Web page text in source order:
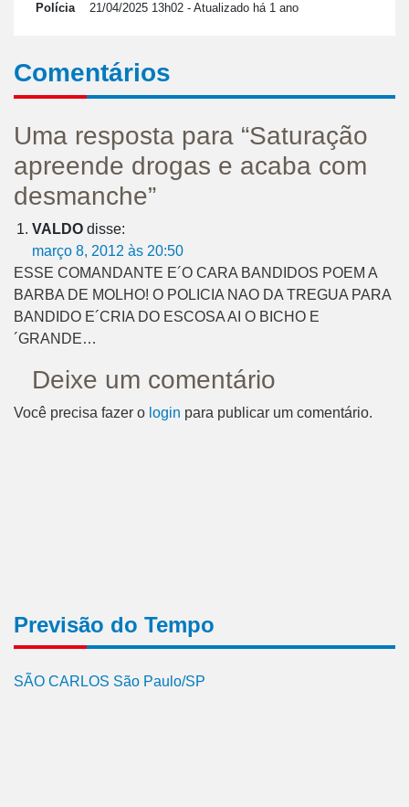
Polícia 21/04/2025 13h02 - Atualizado há 1 ano
Comentários
Uma resposta para “Saturação
apreende drogas e acaba com
desmanche”
VALDO disse:
março 8, 2012 às 20:50
ESSE COMANDANTE E´O CARA BANDIDOS POEM A
BARBA DE MOLHO! O POLICIA NAO DA TREGUA PARA
BANDIDO E´CRIA DO ESCOSA AI O BICHO E
´GRANDE…
Deixe um comentário
Você precisa fazer o login para publicar um comentário.
Previsão do Tempo
SÃO CARLOS São Paulo/SP